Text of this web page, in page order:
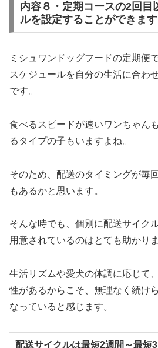
内容８・定期コースの2回目
ルを設定することができます
ミシュワンドッグフードの定期便
スケジュールを自分の生活に合わ
です。
食べるスピードが速いワンちゃん
るタイプの子もいますよね。
そのため、配送のタイミングが毎
もあるかと思います。
そんな時でも、個別に配送サイク
用意されているのはとても助かりま
生活リズムや愛犬の体調に応じて
性があるからこそ、無理なく続け
なっていると感じます。
配送サイクルは最短2週間～最短